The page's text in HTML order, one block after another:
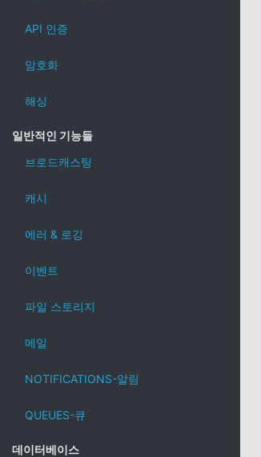
API 인증
암호화
해싱
일반적인 기능들
브로드캐스팅
캐시
에러 & 로깅
이벤트
파일 스토리지
메일
NOTIFICATIONS-알림
QUEUES-큐
데이터베이스